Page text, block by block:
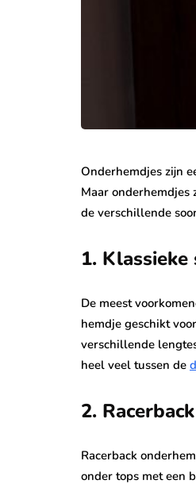
Onderhemdjes zijn
Maar
de verschillende
1.
De meest
hemdje geschikt
verschillende
heel veel tussen de
2.
Racerback
onder tops met een